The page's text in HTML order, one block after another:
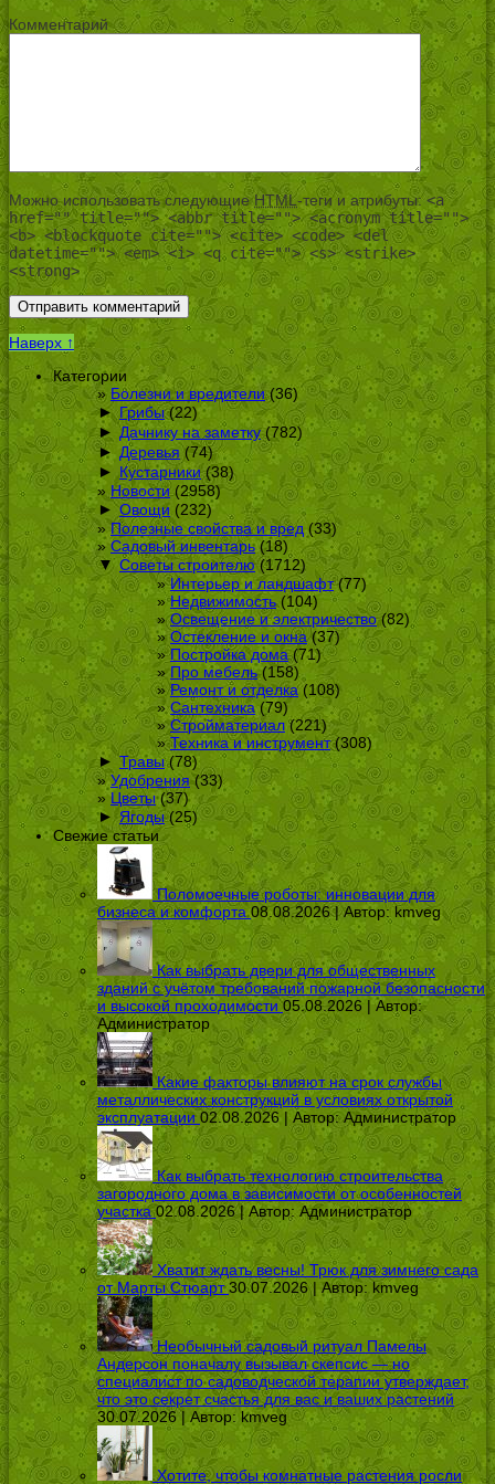
Комментарий
Можно использовать следующиеHTML-теги и атрибуты:<a
href="" title=""> <abbr title=""> <acronym title="">
<b> <blockquote cite=""> <cite> <code> <del
datetime=""> <em> <i> <q cite=""> <s> <strike>
<strong>
Наверх ↑
Категории
Болезни и вредители(36)
► Грибы(22)
► Дачнику на заметку(782)
► Деревья(74)
► Кустарники(38)
Новости(2958)
► Овощи (232)
Полезные свойства и вред(33)
Садовый инвентарь(18)
▼ Советы строителю(1712)
Интерьер и ландшафт(77)
Недвижимость(104)
Освещение и электричество(82)
Остекление и окна(37)
Постройка дома(71)
Про мебель(158)
Ремонт и отделка(108)
Сантехника (79)
Стройматериал(221)
Техника и инструмент(308)
► Травы(78)
Удобрения(33)
Цветы(37)
► Ягоды(25)
Свежие статьи
Поломоечные роботы: инновации для
бизнеса и комфорта 08.08.2026 | Автор: kmveg
Как выбрать двери для общественных
зданий с учётом требований пожарной безопасности
и высокой проходимости 05.08.2026 | Автор:
Администратор
Какие факторы влияют на срок службы
металлических конструкций в условиях открытой
эксплуатации 02.08.2026 | Автор:Администратор
Как выбрать технологию строительства
загородного дома в зависимости от особенностей
участка 02.08.2026 | Автор:Администратор
Хватит ждать весны! Трюк для зимнего сада
от Марты Стюарт 30.07.2026 | Автор:kmveg
Необычный садовый ритуал Памелы
Андерсон поначалу вызывал скепсис — но
специалист по садоводческой терапии утверждает,
что это секрет счастья для вас и ваших растений
30.07.2026 | Автор: kmveg
Хотите, чтобы комнатные растения росли